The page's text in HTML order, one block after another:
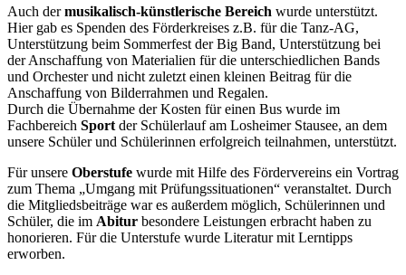
Auch dermusikalisch-künstlerische Bereich wurde unterstützt.
Hier gab es Spenden des Förderkreises z.B. für die Tanz-AG,
Unterstützung beim Sommerfest der Big Band, Unterstützung bei
der Anschaffung von Materialien für die unterschiedlichen Bands
und Orchester und nicht zuletzt einen kleinen Beitrag für die
Anschaffung von Bilderrahmen und Regalen.
Durch die Übernahme der Kosten für einen Bus wurde im
Fachbereich Sport der Schülerlauf am Losheimer Stausee, an dem
unsere Schüler und Schülerinnen erfolgreich teilnahmen, unterstützt.
Für unsere Oberstufe wurde mit Hilfe des Fördervereins ein Vortrag
zum Thema „Umgang mit Prüfungssituationen“ veranstaltet. Durch
die Mitgliedsbeiträge war es außerdem möglich, Schülerinnen und
Schüler, die im Abitur besondere Leistungen erbracht haben zu
honorieren. Für die Unterstufe wurde Literatur mit Lerntipps
erworben.